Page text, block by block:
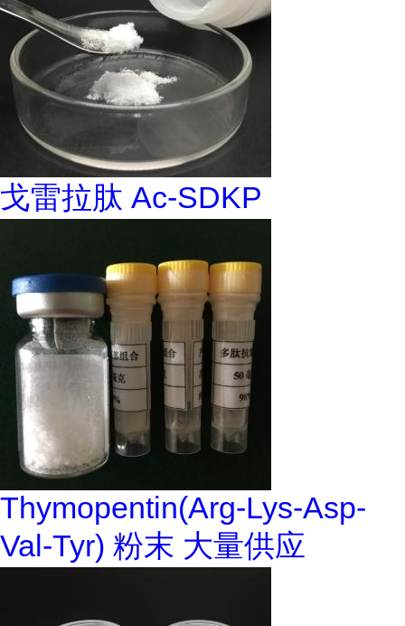
戈雷拉肽 Ac-SDKP
Thymopentin(Arg-Lys-Asp-
Val-Tyr) 粉末 大量供应